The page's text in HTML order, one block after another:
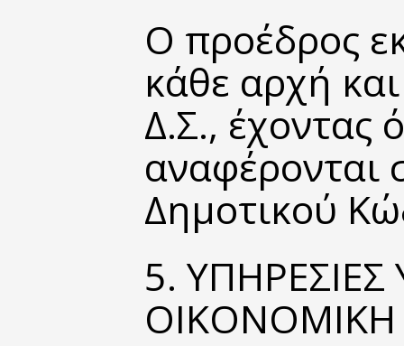
Ο προέδρος
κάθε αρχή
Δ.Σ., έχοντας
αναφέρονται
Δημοτικού
5.
ΟΙΚΟΝΟΜΙΚΗ